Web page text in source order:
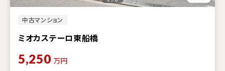
中古マンション
ミオカステーロ東船橋
5,250 万円